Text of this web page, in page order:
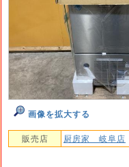
画像を拡大する
販売店 厨房家 岐阜店